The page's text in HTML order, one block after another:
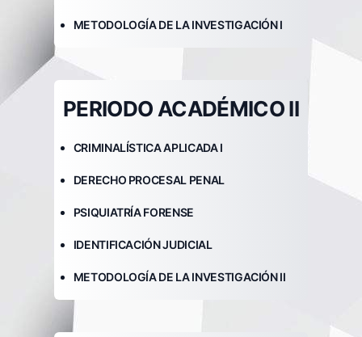
METODOLOGÍA DE LA INVESTIGACIÓN I
PERIODO ACADÉMICO II
CRIMINALÍSTICA APLICADA I
DERECHO PROCESAL PENAL
PSIQUIATRÍA FORENSE
IDENTIFICACIÓN JUDICIAL
METODOLOGÍA DE LA INVESTIGACIÓN II